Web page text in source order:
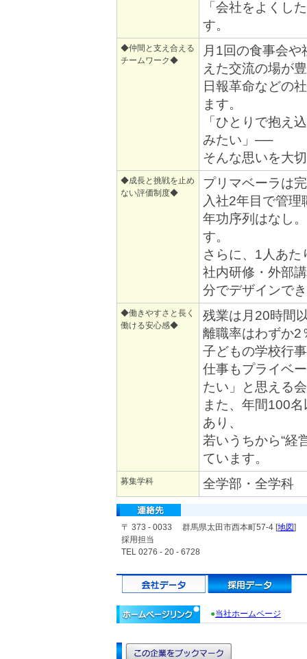
「会社をよくし
す。
◆仲間と支え合える
チームワーク◆
月1回の食事会
えた交流の場が
日報革命などの
ます。
「ひとりで抱え
みたい」──
そんな思いを大
◆成長と挑戦を止め
ない評価制度◆
プリマベーラは
入社2年目で管
年功序列はなし
す。
さらに、1人あ
社内研修・外部
分でデザインで
◆働きやすさと長く
働ける安心感◆
残業は月20時間
離職率はわずか2
子どもの学校行
仕事もプライベ
たい」と思える
また、年間100
あり、
若いうちから“経
ています。
募集学科 全学部・全学科
〒 373 - 0033 群馬県太田市西本町57-4 [地図]
採用担当
TEL 0276 - 20 - 6728
●当社ホームページ